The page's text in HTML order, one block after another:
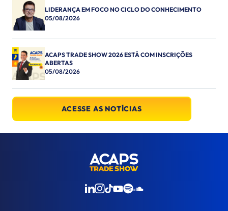
LIDERANÇA EM FOCO NO CICLO DO CONHECIMENTO
05/08/2026
ACAPS TRADE SHOW 2026 ESTÁ COM INSCRIÇÕES
ABERTAS
05/08/2026
ACESSE AS NOTÍCIAS